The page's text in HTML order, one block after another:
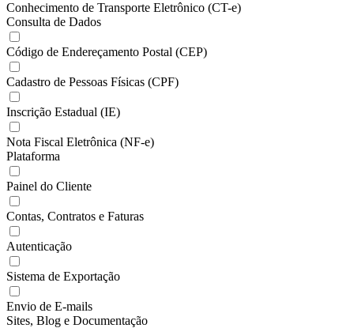
Conhecimento de Transporte Eletrônico (CT-e)
Consulta de Dados
Código de Endereçamento Postal (CEP)
Cadastro de Pessoas Físicas (CPF)
Inscrição Estadual (IE)
Nota Fiscal Eletrônica (NF-e)
Plataforma
Painel do Cliente
Contas, Contratos e Faturas
Autenticação
Sistema de Exportação
Envio de E-mails
Sites, Blog e Documentação